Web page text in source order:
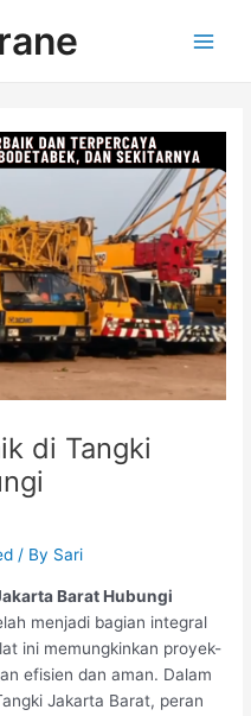
di Tangki
/ By Sari
Barat Hubungi
menjadi bagian integral
ini memungkinkan proyek-
efisien dan aman. Dalam
Jakarta Barat, peran